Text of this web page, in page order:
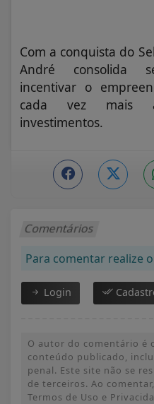
Com a conquista do
André consolida
incentivar o
cada vez mais
investimentos.
Comentários
Para comentar realize
Login
O autor do comentário é
conteúdo publicado,
penal. Este site não se
de terceiros. Ao
Termos de Uso e